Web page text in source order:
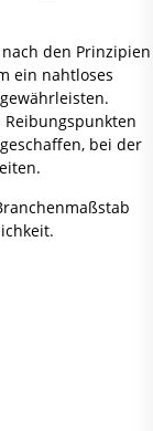
den Prinzipien
ein nahtloses
bei der